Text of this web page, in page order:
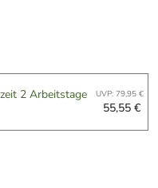
2 Arbeitstage
UVP: 79,95 €
55,55 €